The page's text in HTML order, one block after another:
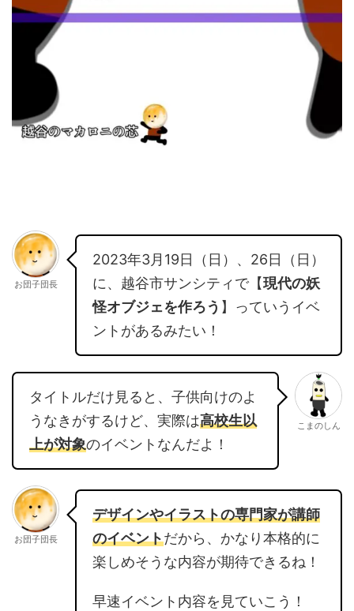
お団子団長
2023年3月19日（日）、26日（日）
に、越谷市サンシティで【現代の妖
怪オブジェを作ろう 】っていうイベ
ントがあるみたい！
タイトルだけ見ると、子供向けのよ
うなきがするけど、実際は高校生以
上が対象のイベントなんだよ！
こまのしん
お団子団長
デザインやイラストの専門家が講師
のイベントだから、かなり本格的に
楽しめそうな内容が期待できるね！
早速イベント内容を見ていこう！